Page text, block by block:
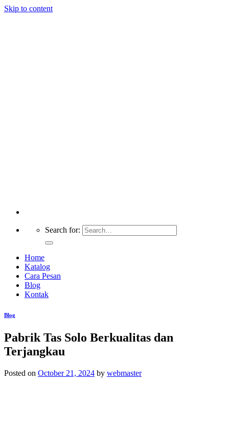
Skip to content
Search for:
Home
Katalog
Cara Pesan
Blog
Kontak
Blog
Pabrik Tas Solo Berkualitas dan
Terjangkau
Posted on October 21, 2024 by webmaster